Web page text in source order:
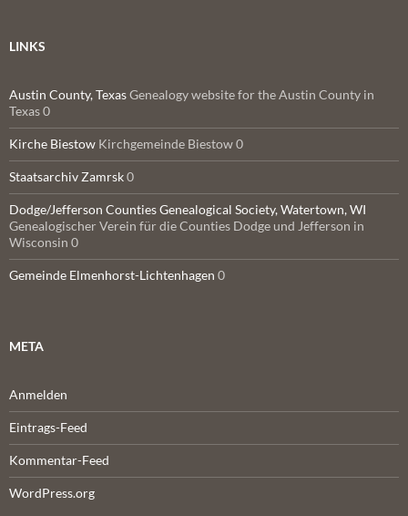
LINKS
Austin County, TexasGenealogy website for the Austin County in
Texas 0
Kirche Biestow Kirchgemeinde Biestow 0
Staatsarchiv Zamrsk0
Dodge/Jefferson Counties Genealogical Society, Watertown, WI
Genealogischer Verein für die Counties Dodge und Jefferson in
Wisconsin 0
Gemeinde Elmenhorst-Lichtenhagen 0
META
Anmelden
Eintrags-Feed
Kommentar-Feed
WordPress.org